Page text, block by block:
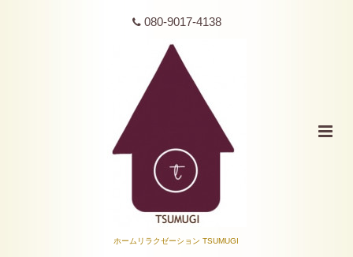
080-9017-4138
ホームリラクゼーション TSUMUGI